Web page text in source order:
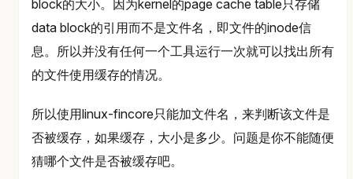
block的大小。因为kernel的page cache table只存储
data block的引用而不是文件名，即文件的inode信
息。所以并没有任何一个工具运行一次就可以找出所有
的文件使用缓存的情况。
所以使用linux-fincore只能加文件名，来判断该文件是
否被缓存，如果缓存，大小是多少。问题是你不能随便
猜哪个文件是否被缓存吧。